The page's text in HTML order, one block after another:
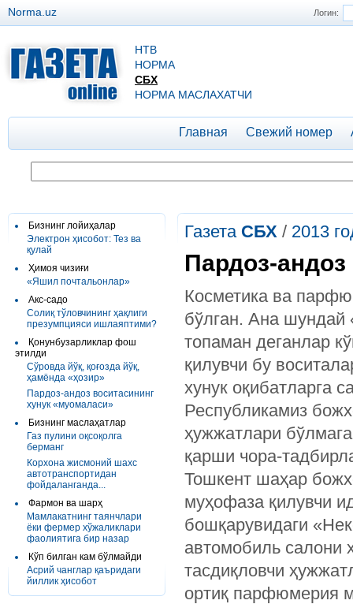
Логин:
Norma.uz
НТВ
НОРМА
СБХ
НОРМА МАСЛАХАТЧИ
Главная Свежий номер
Бизнинг лойиҳалар
Электрон ҳисобот: Тез ва
қулай
Ҳимоя чизиғи
«Яшил почтальонлар»
Акс-садо
Солиқ тўловчининг ҳақлиги
презумпцияси ишлаяптими?
Қонунбузарликлар фош
этилди
Сўровда йўқ, қоғозда йўқ,
ҳамёнда «ҳозир»
Пардоз-андоз воситасининг
хунук «муомаласи»
Бизнинг маслаҳатлар
Газ пулини оқсоқолга
берманг
Корхона жисмоний шахс
автотранспортидан
фойдаланганда...
Фармон ва шарҳ
Мамлакатнинг таянчлари
ёки фермер хўжаликлари
фаолиятига бир назар
Кўп билган кам бўлмайди
Асрий чанглар қаъридаги
йиллик ҳисобот
Газета СБХ / 2013
Пардоз-
Косметика ва
бўлган. Ана шундай
топаман деганлар
қилувчи бу
хунук оқибатларга
Республикамиз
ҳужжатлари
қарши чора-
Тошкент шаҳар
муҳофаза қилувчи
бошқарувидаги
автомобиль салони
тасдиқловчи
ортиқ парфюмерия